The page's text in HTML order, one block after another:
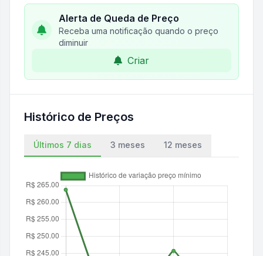
Alerta de Queda de Preço
Receba uma notificação quando o preço
diminuir
Criar
Histórico de Preços
Últimos 7 dias 3 meses 12 meses